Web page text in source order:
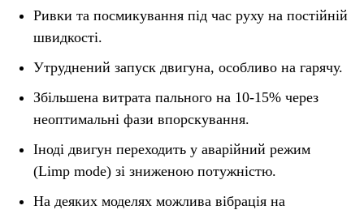
Ривки та посмикування під час руху на постійній
швидкості.
Утруднений запуск двигуна, особливо на гарячу.
Збільшена витрата пального на 10-15% через
неоптимальні фази впорскування.
Іноді двигун переходить у аварійний режим
(Limp mode) зі зниженою потужністю.
На деяких моделях можлива вібрація на